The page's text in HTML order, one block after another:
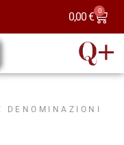
0,00€ 0